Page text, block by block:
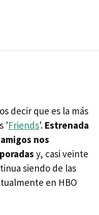
decir que es la más
'Friends'. Estrenada
nos
y, casi veinte
siendo de las
en HBO